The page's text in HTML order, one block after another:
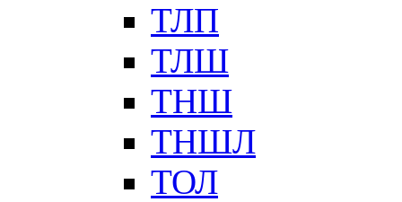
ТЛП
ТЛШ
ТНШ
ТНШЛ
ТОЛ